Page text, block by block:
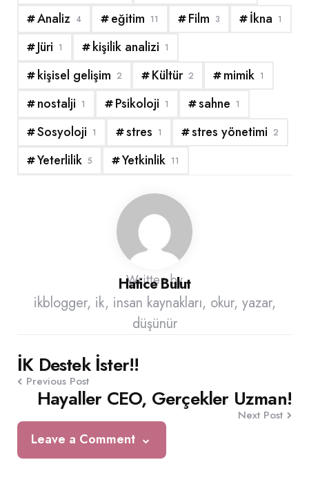
Analiz 4 eğitim 11 Film 3 İkna 1
Jüri 1 kişilik analizi 1
kişisel gelişim 2 Kültür 2 mimik 1
nostalji 1 Psikoloji 1 sahne 1
Sosyoloji 1 stres 1 stres yönetimi 2
Yeterlilik 5 Yetkinlik 11
Written by
Hatice Bulut
ikblogger, ik, insan kaynakları, okur, yazar,
düşünür
Post
navigation
İK Destek İster!!
Previous Post
Hayaller CEO, Gerçekler Uzman!
Next Post
Leave a Comment